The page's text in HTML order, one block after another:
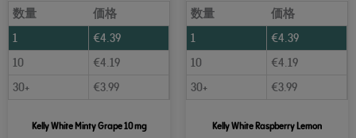
数量
価格
1
€4.39
10
€4.19
30+
€3.99
Kelly White Minty Grape 10 mg
数量
価格
1
€4.39
10
€4.19
30+
€3.99
Kelly White Raspberry Lemon